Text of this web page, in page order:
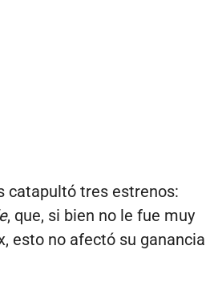
catapultó tres estrenos:
, que, si bien no le fue muy
esto no afectó su ganancia